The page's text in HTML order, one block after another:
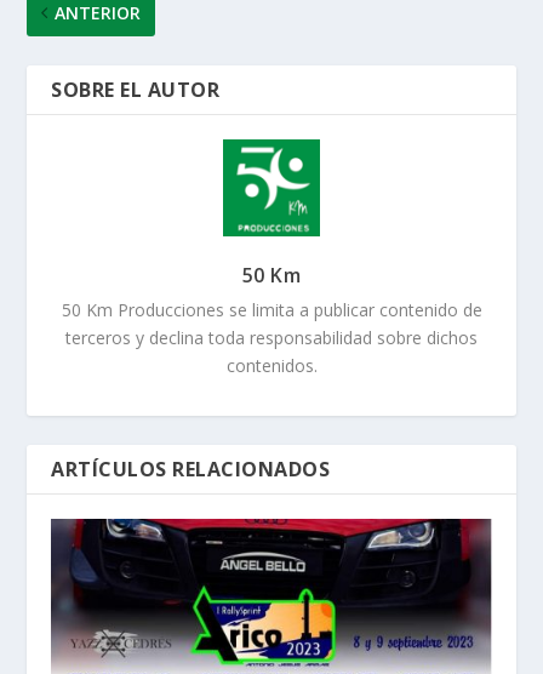
ANTERIOR
SOBRE EL AUTOR
50 Km
50 Km Producciones se limita a publicar contenido de
terceros y declina toda responsabilidad sobre dichos
contenidos.
ARTÍCULOS RELACIONADOS